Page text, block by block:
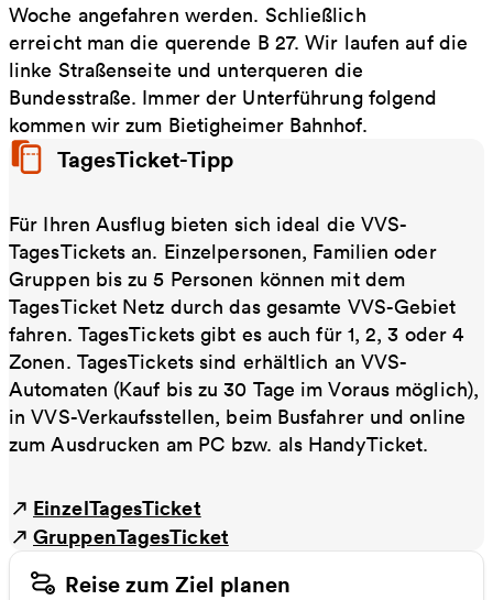
Woche angefahren werden. Schließlich
erreicht man die querende B 27. Wir laufen auf die
linke Straßenseite und unterqueren die
Bundesstraße. Immer der Unterführung folgend
kommen wir zum Bietigheimer Bahnhof.
TagesTicket-Tipp
Für Ihren Ausflug bieten sich ideal die VVS-
TagesTickets an. Einzelpersonen, Familien oder
Gruppen bis zu 5 Personen können mit dem
TagesTicket Netz durch das gesamte VVS-Gebiet
fahren. TagesTickets gibt es auch für 1, 2, 3 oder 4
Zonen. TagesTickets sind erhältlich an VVS-
Automaten (Kauf bis zu 30 Tage im Voraus möglich),
in VVS-Verkaufsstellen, beim Busfahrer und online
zum Ausdrucken am PC bzw. als HandyTicket.
EinzelTagesTicket
GruppenTagesTicket
Reise zum Ziel planen